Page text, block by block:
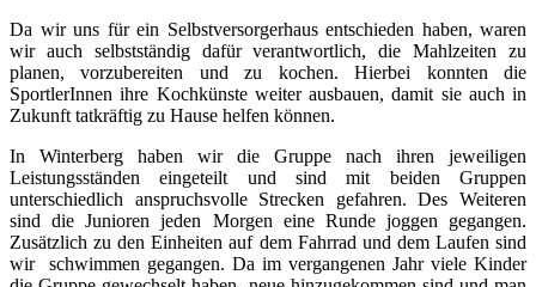
Da wir uns für ein Selbstversorgerhaus entschieden haben, waren
wir auch selbstständig dafür verantwortlich, die Mahlzeiten zu
planen, vorzubereiten und zu kochen. Hierbei konnten die
SportlerInnen ihre Kochkünste weiter ausbauen, damit sie auch in
Zukunft tatkräftig zu Hause helfen können.
In Winterberg haben wir die Gruppe nach ihren jeweiligen
Leistungsständen eingeteilt und sind mit beiden Gruppen
unterschiedlich anspruchsvolle Strecken gefahren. Des Weiteren
sind die Junioren jeden Morgen eine Runde joggen gegangen.
Zusätzlich zu den Einheiten auf dem Fahrrad und dem Laufen sind
wir schwimmen gegangen. Da im vergangenen Jahr viele Kinder